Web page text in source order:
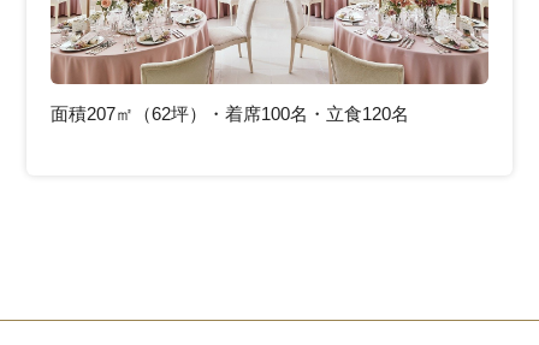
面積207㎡（62坪）・着席100名・立食120名